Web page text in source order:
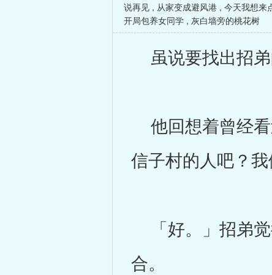
说再见 , 从家变成避风港 , 今天我想来
开局包养女同学 , 灰白墙旁的桃花树
虽说要找出招弟
他回想着曾经
信子村的人吧？
「好。」招弟
合。